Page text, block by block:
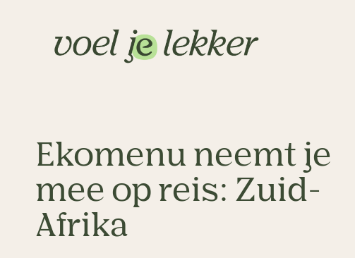
Ekomenu neemt je
mee op reis: Zuid-
Afrika